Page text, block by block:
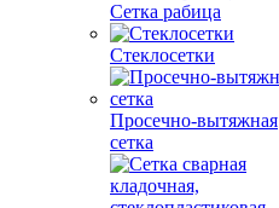
Сетка рабица
Стеклосетки
Просечно-вытяжная
сетка